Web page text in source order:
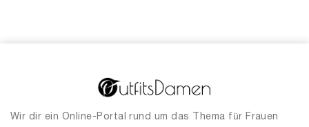
Wir dir ein Online-Portal rund um das Thema für Frauen